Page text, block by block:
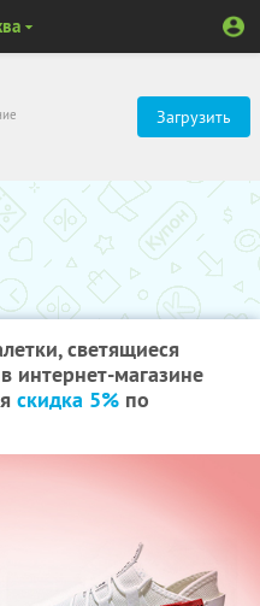
Загрузить
светящиеся
интернет-магазине
скидка 5% по